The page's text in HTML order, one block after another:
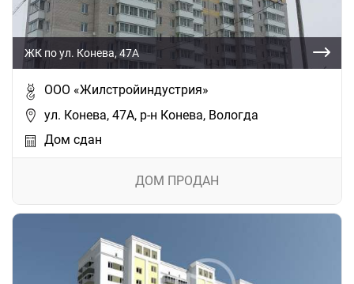
ЖК по ул. Конева, 47А
ООО «Жилстройиндустрия»
ул. Конева, 47А, р-н Конева, Вологда
Дом сдан
ДОМ ПРОДАН